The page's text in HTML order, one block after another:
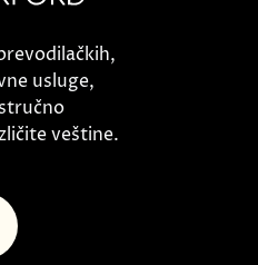
usluge,
veštine.